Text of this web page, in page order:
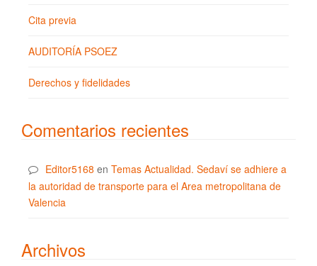
Cita previa
AUDITORÍA PSOEZ
Derechos y fidelidades
Comentarios recientes
Editor5168 en Temas Actualidad. Sedaví se adhiere a
la autoridad de transporte para el Area metropolitana de
Valencia
Archivos